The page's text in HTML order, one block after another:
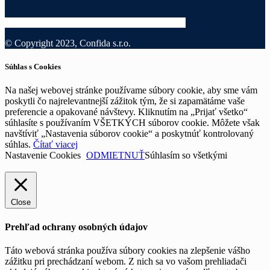
© Copyright 2023, Confida s.r.o.
Súhlas s Cookies
Na našej webovej stránke používame súbory cookie, aby sme vám
poskytli čo najrelevantnejší zážitok tým, že si zapamätáme vaše
preferencie a opakované návštevy. Kliknutím na „Prijať všetko“
súhlasíte s používaním VŠETKÝCH súborov cookie. Môžete však
navštíviť „Nastavenia súborov cookie“ a poskytnúť kontrolovaný
súhlas. Čítať viacej
Nastavenie Cookies ODMIETNUŤSúhlasím so všetkými
Close
Prehľad ochrany osobných údajov
Táto webová stránka používa súbory cookies na zlepšenie vášho
zážitku pri prechádzaní webom. Z nich sa vo vašom prehliadači